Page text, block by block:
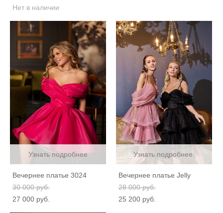
Нет в наличии
Узнать подробнее
Вечернее платье 3024
30 000 pуб.
27 000 pуб.
Узнать подробнее.
Вечернее платье Jelly
28 000 pуб.
25 200 pуб.